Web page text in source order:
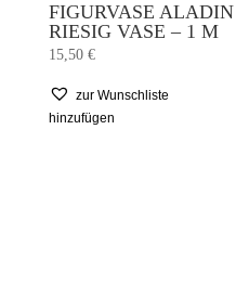
FIGURVASE ALADIN
RIESIG VASE – 1 M
15,50 €
zur Wunschliste
hinzufügen